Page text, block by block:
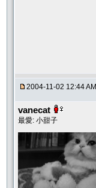
2004-11-02 12:44 AM
vanecat
最愛: 小甜子